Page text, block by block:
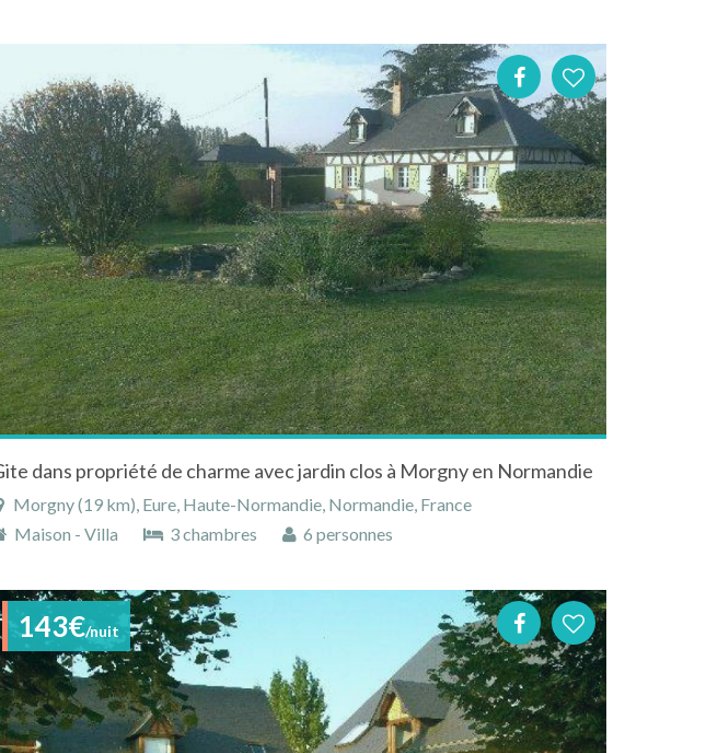
dans propriété de charme avec jardin clos à Morgny en Normandie
Morgny (19 km), Eure, Haute-Normandie, Normandie, France
Maison - Villa
3 chambres 6 personnes
143€/nuit